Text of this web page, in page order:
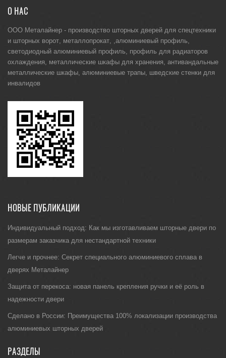
О НАС
ООО Металайнер - производство шторных дверей для спецтехники
и шторных ворот металлопрокат алюминиевый профиль
светодиодный алюминиевый профиль
профиль для радиаторов
охлаждения
металлические шкафы для хранения антивандальные
металлические шкафы алюминиевые трапы шведские стенки для
инвалидов
НОВЫЕ ПУБЛИКАЦИИ
Индивидуальный подход: Как мы изготавливаем шторные двери по
размерам заказчика для нестандартной техники
Легче и прочнее: Секрет специального алюминиевого сплава в
дверях Металайнер
Защита от перекоса: новая панель крепления ручки и её роль в
надежности двери
Сделано в России: Преимущества 100% локализации производства
алюминиевых шторных дверей
РАЗДЕЛЫ